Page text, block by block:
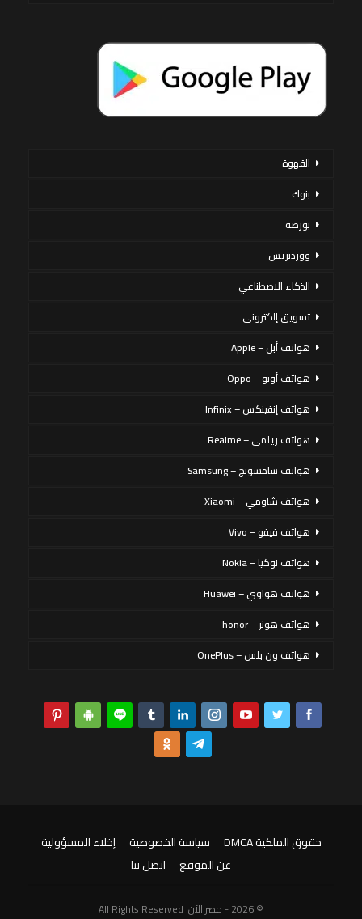
القهوة
بنوك
بورصة
ووردبريس
الذكاء الاصطناعي
تسويق إلكتروني
هواتف أبل – Apple
هواتف أوبو – Oppo
هواتف إنفينكس – Infinix
هواتف ريلمي – Realme
هواتف سامسونج – Samsung
هواتف شاومي – Xiaomi
هواتف فيفو – Vivo
هواتف نوكيا – Nokia
هواتف هواوي – Huawei
هواتف هونر – honor
هواتف ون بلس – OnePlus
حقوق الملكية DMCA سياسة الخصوصية
إخلاء المسؤولية
عن الموقع
اتصل بنا
© 2026 - مصر الآن. All Rights Reserved